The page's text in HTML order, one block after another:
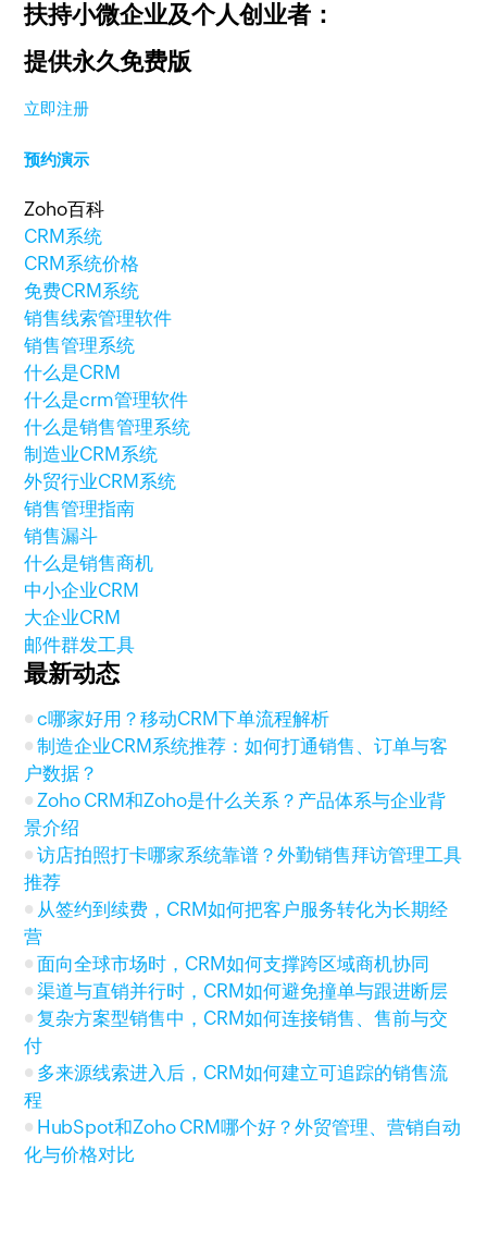
扶持小微企业及个人创业者：
提供永久免费版
立即注册
预约演示
Zoho百科
CRM系统
CRM系统价格
免费CRM系统
销售线索管理软件
销售管理系统
什么是CRM
什么是crm管理软件
什么是销售管理系统
制造业CRM系统
外贸行业CRM系统
销售管理指南
销售漏斗
什么是销售商机
中小企业CRM
大企业CRM
邮件群发工具
最新动态
c哪家好用？移动CRM下单流程解析
制造企业CRM系统推荐：如何打通销售、订单与客
户数据？
Zoho CRM和Zoho是什么关系？产品体系与企业背
景介绍
访店拍照打卡哪家系统靠谱？外勤销售拜访管理工具
推荐
从签约到续费，CRM如何把客户服务转化为长期经
营
面向全球市场时，CRM如何支撑跨区域商机协同
渠道与直销并行时，CRM如何避免撞单与跟进断层
复杂方案型销售中，CRM如何连接销售、售前与交
付
多来源线索进入后，CRM如何建立可追踪的销售流
程
HubSpot和Zoho CRM哪个好？外贸管理、营销自动
化与价格对比